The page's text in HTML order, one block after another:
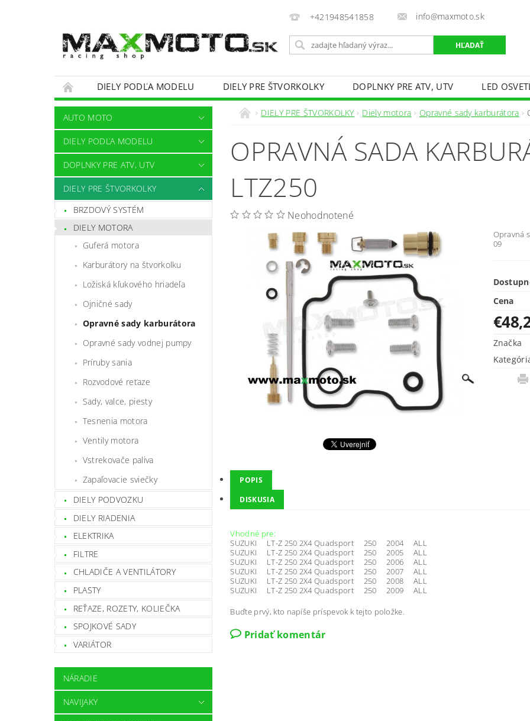
+421948541858 info@maxmoto.sk
DIELY PODĽA MODELU DIELY PRE ŠTVORKOLKY DOPLNKY PRE ATV, UTV
LED
OBCHODNÉ PODMIENKY
KONTAKTY
AUTO MOTO
DIELY PODĽA MODELU
DOPLNKY PRE ATV, UTV
DIELY PRE ŠTVORKOLKY
BRZDOVÝ SYSTÉM
DIELY MOTORA
Guferá motora
Karburátory na štvorkolku
Ložiská kľukového hriadeľa
Ojničné sady
Opravné sady karburátora
Opravné sady vodnej pumpy
Príruby sania
Rozvodové reťaze
Sady, valce, piesty
Tesnenia motora
Ventily motora
Vstrekovače paliva
Zapaľovacie sviečky
DIELY PODVOZKU
DIELY RIADENIA
ELEKTRIKA
FILTRE
CHLADIČE A VENTILÁTORY
PLASTY
REŤAZE, ROZETY, KOLIEČKA
SPOJKOVÉ SADY
VARIÁTOR
NÁRADIE
NAVIJAKY
DIELY PRE ŠTVORKOLKY Diely motora Opravné sady karburátora
OPRAVNÁ SADA
LTZ250
Neohodnotené
Opravná
09
Cena
Značka
POPIS
DISKUSIA
Vhodné pre:
SUZUKI LT-Z 250 2X4 Quadsport 250 2004 ALL
SUZUKI LT-Z 250 2X4 Quadsport 250 2005 ALL
SUZUKI LT-Z 250 2X4 Quadsport 250 2006 ALL
SUZUKI LT-Z 250 2X4 Quadsport 250 2007 ALL
SUZUKI LT-Z 250 2X4 Quadsport 250 2008 ALL
SUZUKI LT-Z 250 2X4 Quadsport 250 2009 ALL
Buďte prvý, kto napíše príspevok k tejto položke.
Pridať komentár